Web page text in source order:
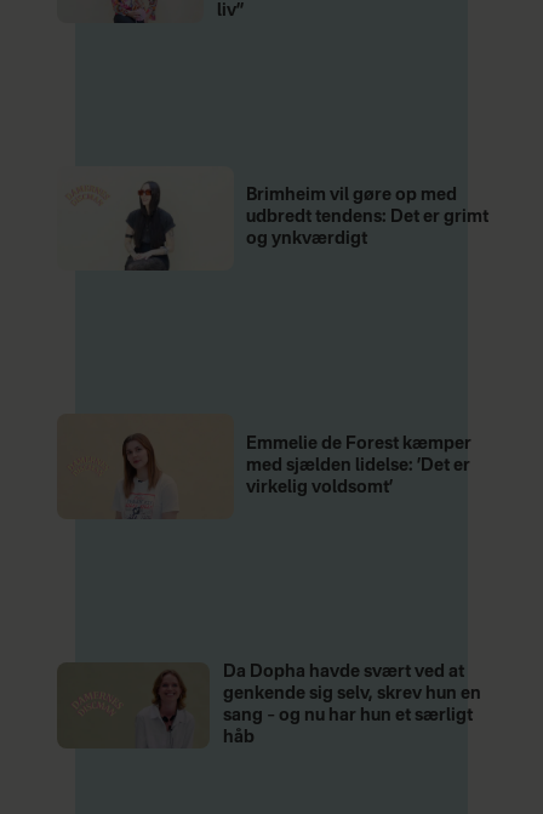
liv”
Brimheim vil gøre op med
udbredt tendens: Det er grimt
og ynkværdigt
Emmelie de Forest kæmper
med sjælden lidelse: ’Det er
virkelig voldsomt’
Da Dopha havde svært ved at
genkende sig selv, skrev hun en
sang – og nu har hun et særligt
håb